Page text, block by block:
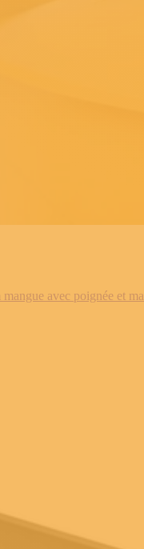
avec poignée et